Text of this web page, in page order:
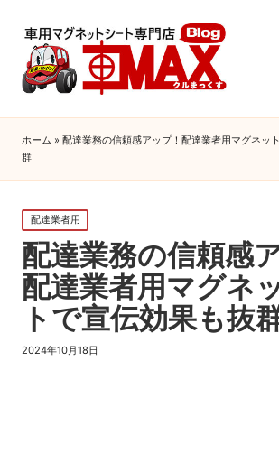
ホーム » 配達業務の信頼感アップ！配達業者用マグネッ
群
Posted
in
配達業者用
配達業務の信頼感
配達業者用マグネ
トで宣伝効果も抜
2024年10月18日